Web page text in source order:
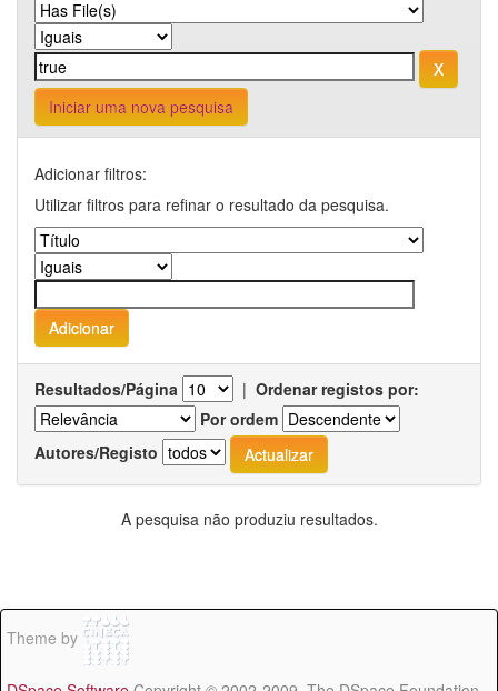
Iniciar uma nova pesquisa
Adicionar filtros:
Utilizar filtros para refinar o resultado da pesquisa.
Resultados/Página | Ordenar registos por:
Por ordem
Autores/Registo
A pesquisa não produziu resultados.
Theme by